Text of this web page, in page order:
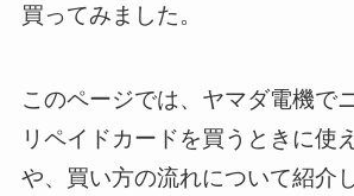
買ってみました。
このページでは、ヤマダ電機で
リペイドカードを買うときに使
や、買い方の流れについて紹介